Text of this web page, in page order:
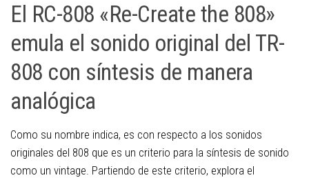
El RC-808 «Re-Create the 808»
emula el sonido original del TR-
808 con síntesis de manera
analógica
Como su nombre indica, es con respecto a los sonidos
originales del 808 que es un criterio para la síntesis de sonido
como un vintage. Partiendo de este criterio, explora el